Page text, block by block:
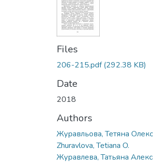
Files
206-215.pdf(292.38 KB)
Date
2018
Authors
Журавльова, Тетяна
Zhuravlova, Tetiana O.
Журавлева, Татьяна